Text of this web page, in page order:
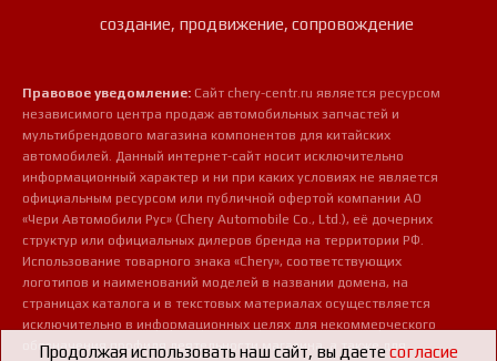
создание, продвижение, сопровождение
Правовое уведомление: Сайт chery-centr.ru является ресурсом
независимого центра продаж автомобильных запчастей и
мультибрендового магазина компонентов для китайских
автомобилей. Данный интернет-сайт носит исключительно
информационный характер и ни при каких условиях не является
официальным ресурсом или публичной офертой компании АО
«Чери Автомобили Рус» (Chery Automobile Co., Ltd.), её дочерних
структур или официальных дилеров бренда на территории РФ.
Использование товарного знака «Chery», соответствующих
логотипов и наименований моделей в названии домена, на
страницах каталога и в текстовых материалах осуществляется
исключительно в информационных целях для некоммерческого
обозначения профиля деятельности магазина, а также для
Продолжая использовать наш сайт, вы даетесогласие